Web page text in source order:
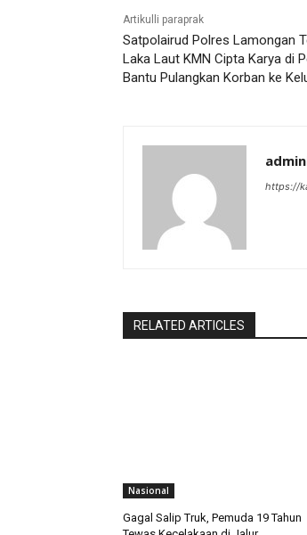
Artikulli paraprak
Satpolairud Polres Lamongan
Laka Laut KMN Cipta Karya di
Bantu Pulangkan Korban ke
https://
RELATED ARTICLES
Nasional
Gagal Salip Truk, Pemuda 19 Tahun